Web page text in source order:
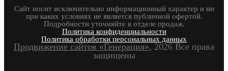
Сайт носит исключительно информационный характер и ни
при каких условиях не является публичной офертой.
Подробности уточняйте в отделе продаж.
Политика конфиденциальности
Политика обработки персональных данных
Продвижение сайтов «Генерация», 2026 Все права
защищены